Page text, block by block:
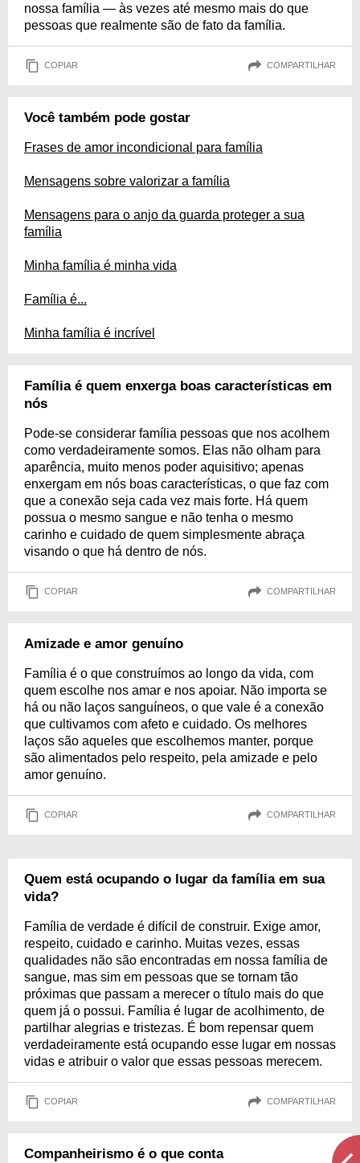
nossa família — às vezes até mesmo mais do que
pessoas que realmente são de fato da família.
COPIAR COMPARTILHAR
Você também pode gostar
Frases de amor incondicional para família
Mensagens sobre valorizar a família
Mensagens para o anjo da guarda proteger a sua
família
Minha família é minha vida
Família é...
Minha família é incrível
Família é quem enxerga boas características em
nós
Pode-se considerar família pessoas que nos acolhem
como verdadeiramente somos. Elas não olham para
aparência, muito menos poder aquisitivo; apenas
enxergam em nós boas características, o que faz com
que a conexão seja cada vez mais forte. Há quem
possua o mesmo sangue e não tenha o mesmo
carinho e cuidado de quem simplesmente abraça
visando o que há dentro de nós.
COPIAR COMPARTILHAR
Amizade e amor genuíno
Família é o que construímos ao longo da vida, com
quem escolhe nos amar e nos apoiar. Não importa se
há ou não laços sanguíneos, o que vale é a conexão
que cultivamos com afeto e cuidado. Os melhores
laços são aqueles que escolhemos manter, porque
são alimentados pelo respeito, pela amizade e pelo
amor genuíno.
COPIAR COMPARTILHAR
Quem está ocupando o lugar da família em sua
vida?
Família de verdade é difícil de construir. Exige amor,
respeito, cuidado e carinho. Muitas vezes, essas
qualidades não são encontradas em nossa família de
sangue, mas sim em pessoas que se tornam tão
próximas que passam a merecer o título mais do que
quem já o possui. Família é lugar de acolhimento, de
partilhar alegrias e tristezas. É bom repensar quem
verdadeiramente está ocupando esse lugar em nossas
vidas e atribuir o valor que essas pessoas merecem.
COPIAR COMPARTILHAR
Companheirismo é o que conta